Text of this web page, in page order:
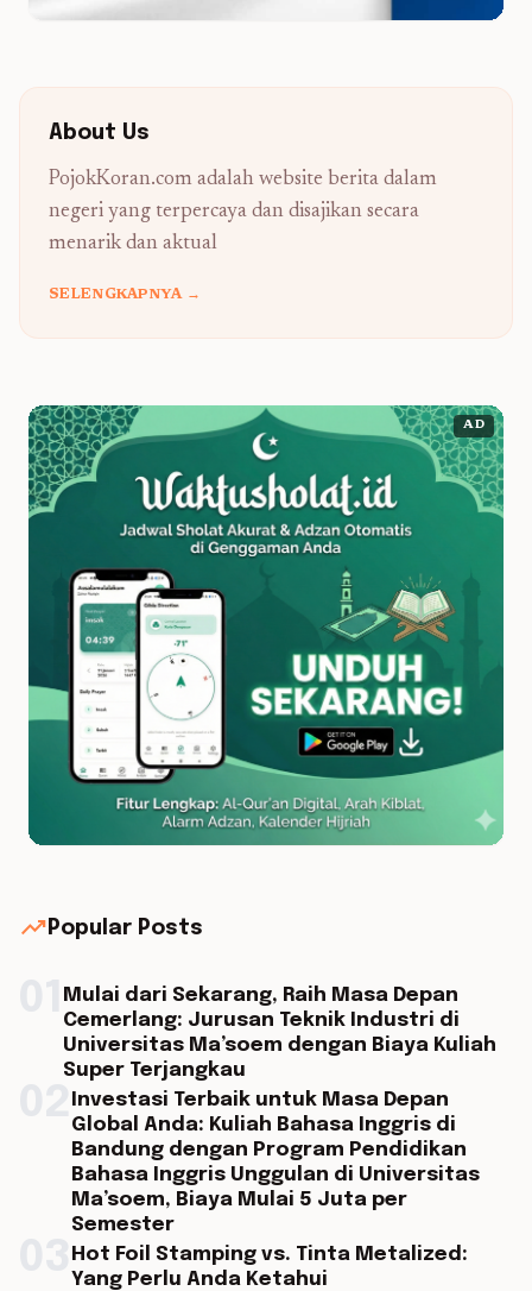
About Us
PojokKoran.com adalah website berita dalam
negeri yang terpercaya dan disajikan secara
menarik dan aktual
SELENGKAPNYA →
AD
trending_up Popular Posts
Mulai dari Sekarang, Raih Masa Depan
Cemerlang: Jurusan Teknik Industri di
Universitas Ma’soem dengan Biaya Kuliah
Super Terjangkau
Investasi Terbaik untuk Masa Depan
Global Anda: Kuliah Bahasa Inggris di
Bandung dengan Program Pendidikan
Bahasa Inggris Unggulan di Universitas
Ma’soem, Biaya Mulai 5 Juta per
Semester
Hot Foil Stamping vs. Tinta Metalized:
Yang Perlu Anda Ketahui